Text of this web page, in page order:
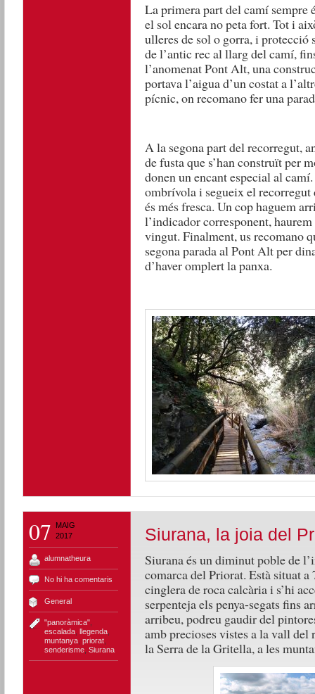
La primera part del camí sempre
el sol encara no peta fort. Tot i
ulleres de sol o gorra, i protecció
de l’antic rec al llarg del camí,
l’anomenat Pont Alt, una
portava l’aigua d’un costat a
pícnic, on recomano fer una
A la segona part del recorregut,
de fusta que s’han construït per
donen un encant especial al
ombrívola i segueix el recorregut
és més fresca. Un cop haguem
l’indicador corresponent,
vingut. Finalment, us recomano
segona parada al Pont Alt per
d’haver omplert la panxa.
07
MAIG
2017
alumnatheura
No hi ha comentaris
General
"panoràmica",
escalada, llegenda,
muntanya, priorat,
senderisme, Siurana
Siurana, la joia del
Siurana és un diminut poble de
comarca del Priorat. Està situat a
cinglera de roca calcària i s’hi
serpenteja els penya-segats fins
arribeu, podreu gaudir del
amb precioses vistes a la vall del
la Serra de la Gritella, a les